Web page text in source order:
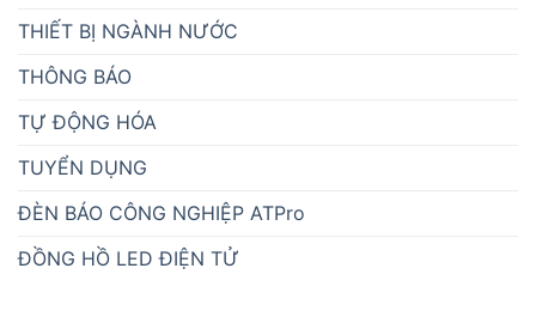
THIẾT BỊ NGÀNH NƯỚC
THÔNG BÁO
TỰ ĐỘNG HÓA
TUYỂN DỤNG
ĐÈN BÁO CÔNG NGHIỆP ATPro
ĐỒNG HỒ LED ĐIỆN TỬ